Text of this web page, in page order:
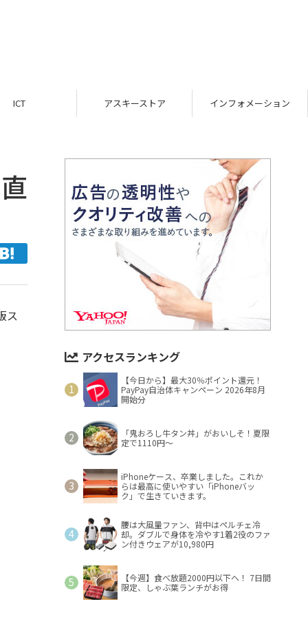
ICT アスキーストア インフォメーション
ス
アクセスランキング
【今日から】最大30％ポイント還元！
PayPay自治体キャンペーン 2026年8月
開始分
「鬼おろし牛タン丼」がおいしそ！夏限
定で1110円～
iPhoneケース、卒業しました。これか
らは最高に使いやすい「iPhoneバッ
ク」で生きていきます。
腰は大風量ファン、背中はペルチェ冷
却。ダブルで身体を冷やす1着2役のファ
ン付きウェアが10,980円
【今週】食べ放題2000円以下へ！ 7日間
限定、しゃぶ葉ランチがお得